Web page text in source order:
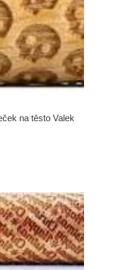
na těsto Valek